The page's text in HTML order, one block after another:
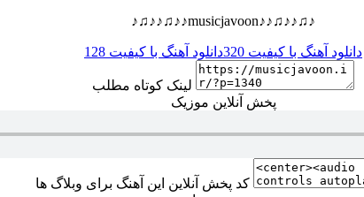
♪♫♪♪♫♪♪musicjavoon♪♪♫♪♪♫♪
دانلود آهنگ با کیفیت 320 دانلود آهنگ با کیفیت 128
لینک کوتاه مطلب
پخش آنلاین موزیک
کد پخش آنلاین این آهنگ برای وبلاگ ها